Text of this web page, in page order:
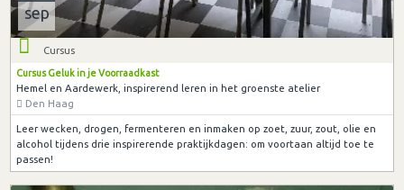
sep
Cursus
Cursus Geluk in je Voorraadkast
Hemel en Aardewerk, inspirerend leren in het groenste atelier
Den Haag
Leer wecken, drogen, fermenteren en inmaken op zoet, zuur, zout, olie en
alcohol tijdens drie inspirerende praktijkdagen: om voortaan altijd toe te
passen!